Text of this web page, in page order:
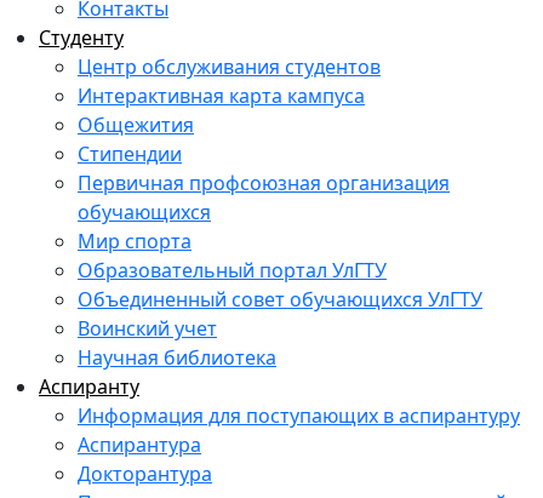
Контакты
Студенту
Центр обслуживания студентов
Интерактивная карта кампуса
Общежития
Стипендии
Первичная профсоюзная организация
обучающихся
Мир спорта
Образовательный портал УлГТУ
Объединенный совет обучающихся УлГТУ
Воинский учет
Научная библиотека
Аспиранту
Информация для поступающих в аспирантуру
Аспирантура
Докторантура